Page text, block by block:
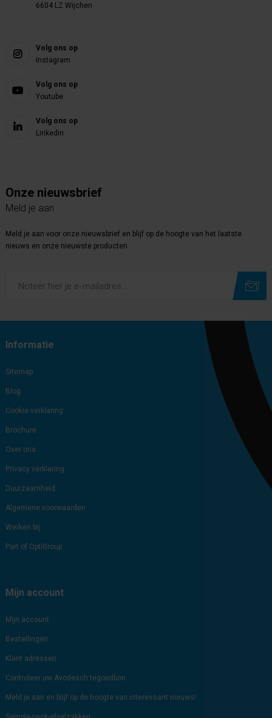
6604 LZ Wijchen
Volg ons op
Instagram
Volg ons op
Youtube
Volg ons op
Linkedin
Onze nieuwsbrief
Meld je aan
Meld je aan voor onze nieuwsbrief en blijf op de hoogte van het laatste
nieuws en onze nieuwste producten.
Informatie
Sitemap
Blog
Cookie verklaring
Brochure
Over ons
Privacy verklaring
Duurzaamheid
Algemene voorwaarden
Werken bij
Part of OptiGroup
Mijn account
Mijn account
Bestellingen
Klant adressen
Controleer uw Avodesch tegoedbon
Meld je aan en blijf op de hoogte van interessant nieuws!